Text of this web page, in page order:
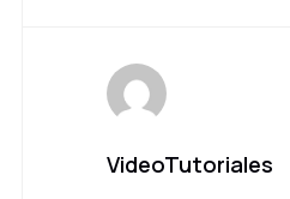
VideoTutoriales